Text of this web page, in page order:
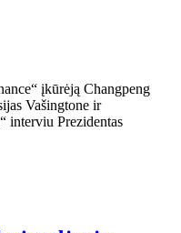
įkūrėją Changpeng
Vašingtone ir
interviu Prezidentas